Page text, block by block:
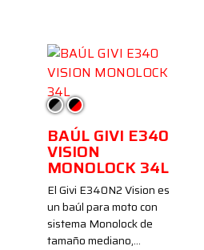
Negro/Ahumado
Negro/Rojo
BAÚL GIVI E340
VISION
MONOLOCK 34L
El Givi E340N2 Vision es
un baúl para moto con
sistema Monolock de
tamaño mediano,…